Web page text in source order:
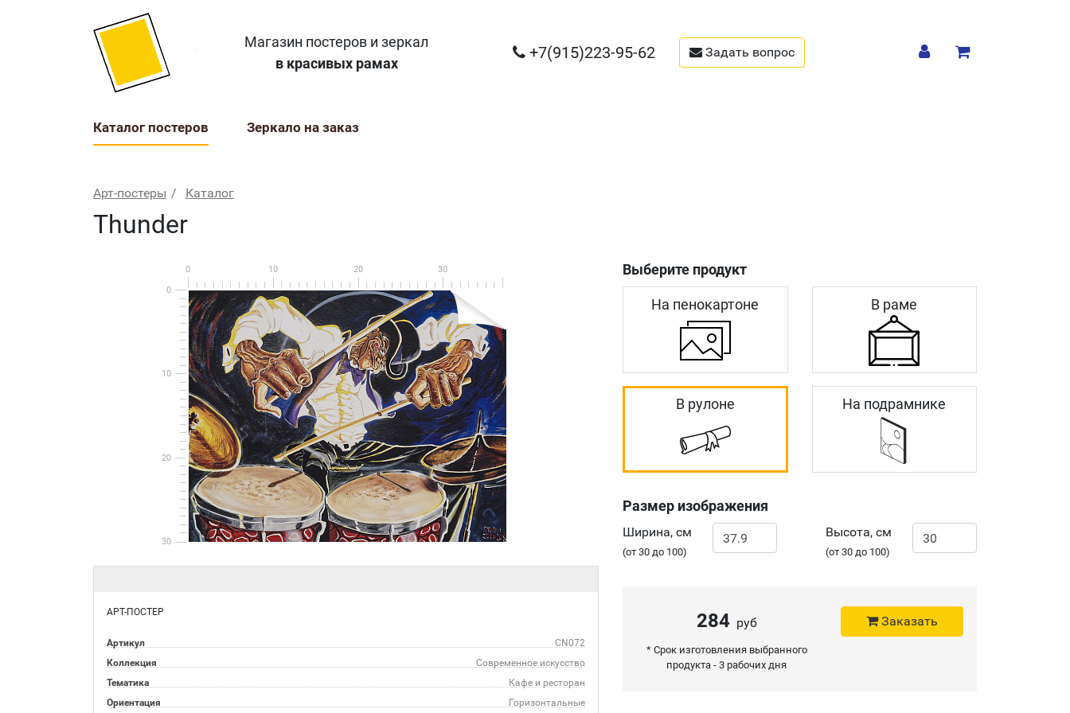
Магазин постеров и зеркал
в красивых рамах
+7(915)223-95-62 Задать вопрос
Каталог постеров Зеркало на заказ
Арт-постеры Каталог
Thunder
0 10 20 30
0
10
30
20
АРТ-ПОСТЕР
Артикул
CN072
Коллекция
Современное искусство
Тематика
Кафе и ресторан
Ориентация
Горизонтальные
Выберите продукт
На пенокартоне В раме
В рулоне На подрамнике
Размер изображения
Ширина, см
(от 30 до 100)
Высота, см
(от 30 до 100)
284 руб
* Срок изготовления выбранного
продукта -3 рабочих дня
Заказать